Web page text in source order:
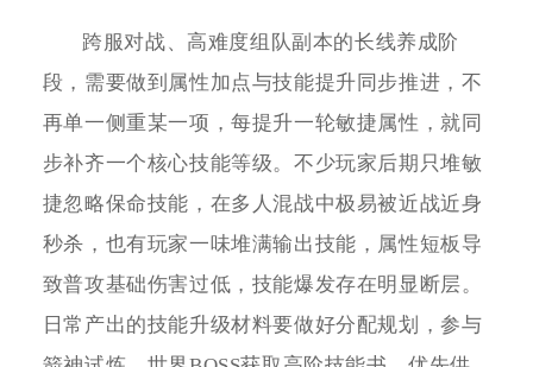
跨服对战、高难度组队副本的长线养成阶
段，需要做到属性加点与技能提升同步推进，不
再单一侧重某一项，每提升一轮敏捷属性，就同
步补齐一个核心技能等级。不少玩家后期只堆敏
捷忽略保命技能，在多人混战中极易被近战近身
秒杀，也有玩家一味堆满输出技能，属性短板导
致普攻基础伤害过低，技能爆发存在明显断层。
日常产出的技能升级材料要做好分配规划，参与